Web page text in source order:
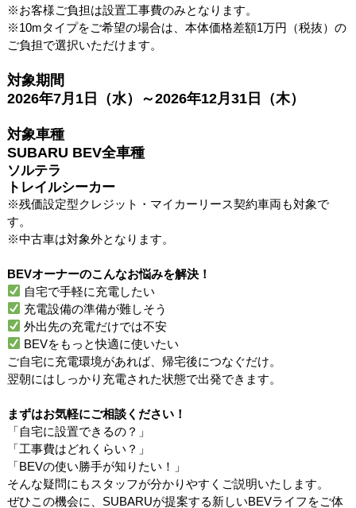
※お客様ご負担は設置工事費のみとなります。
※10mタイプをご希望の場合は、本体価格差額1万円（税抜）の
ご負担で選択いただけます。
対象期間
2026年7月 1日（水）～2026年12月 31日（木）
対象車種
SUBARU BEV全車種
ソルテラ
トレイルシーカー
※残価設定型クレジット・マイカーリース契約車両も対象で
す。
※中古車は対象外となります。
BEVオーナーのこんなお悩みを解決！
自宅で手軽に充電したい
充電設備の準備が難しそう
外出先の充電だけでは不安
BEVをもっと快適に使いたい
ご自宅に充電環境があれば、帰宅後につなぐだけ。
翌朝にはしっかり充電された状態で出発できます。
まずはお気軽にご相談ください！
「自宅に設置できるの？」
「工事費はどれくらい？」
「BEVの使い勝手が知りたい！」
そんな疑問にもスタッフが分かりやすくご説明いたします。
ぜひこの機会に、SUBARUが提案する新しいBEVライフをご体